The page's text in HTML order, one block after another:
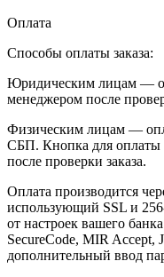
Оплата
Способы оплаты заказа:
Юридическим лицам —
менеджером после
Физическим лицам —
СБП. Кнопка для оплаты
после проверки заказа.
Оплата производится
использующий SSL и
от настроек вашего
SecureCode, MIR Accept,
дополнительный ввод